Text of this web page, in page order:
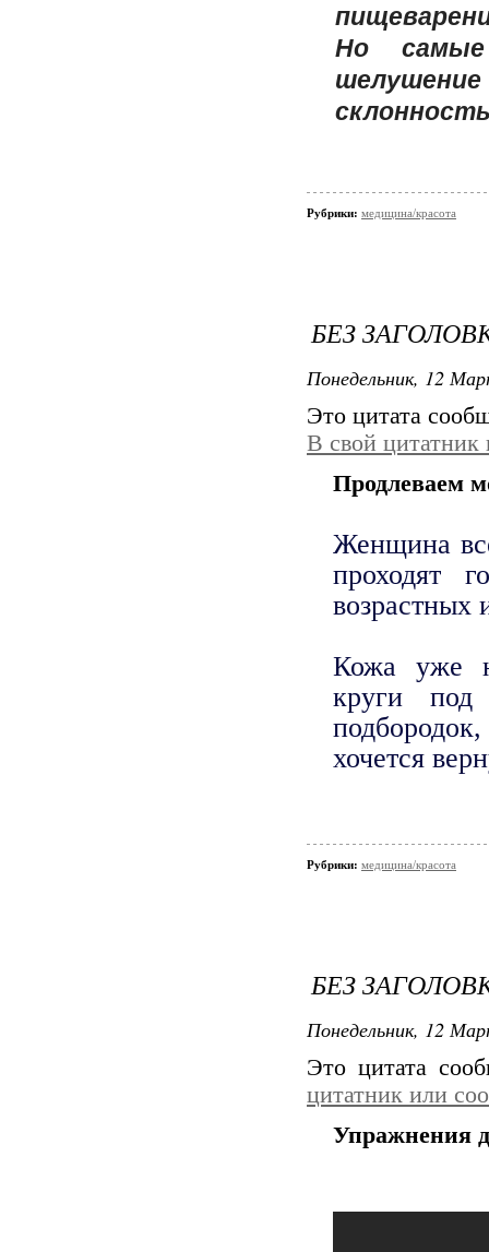
Но
Рубрики: медицина/красота
БЕЗ
Понедельник, 12
Это цитата
В свой цитатник
Продлеваем
Женщина
проходят
возрастных
Кожа уже
круги под
хочется
Рубрики: медицина/красота
БЕЗ
Понедельник, 12
Это цитата
цитатник или
Упражнения